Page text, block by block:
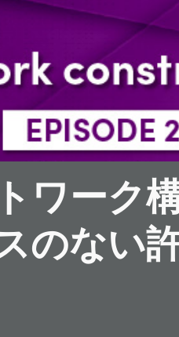
ワーク
のない